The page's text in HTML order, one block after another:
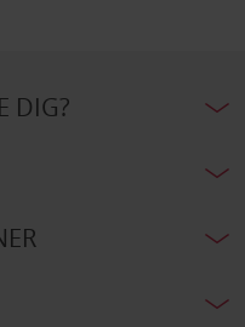
DIG?